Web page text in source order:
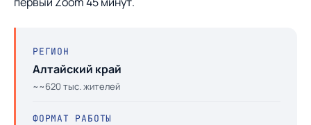
РЕГИОН
Алтайский край
~~620 тыс. жителей
ФОРМАТ РАБОТЫ